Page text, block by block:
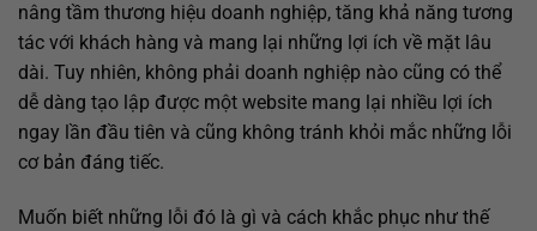
nâng tầm thương hiệu doanh nghiệp, tăng khả năng tương
tác với khách hàng và mang lại những lợi ích về mặt lâu
dài. Tuy nhiên, không phải doanh nghiệp nào cũng có thể
dễ dàng tạo lập được một website mang lại nhiều lợi ích
ngay lần đầu tiên và cũng không tránh khỏi mắc những lỗi
cơ bản đáng tiếc.
Muốn biết những lỗi đó là gì và cách khắc phục như thế